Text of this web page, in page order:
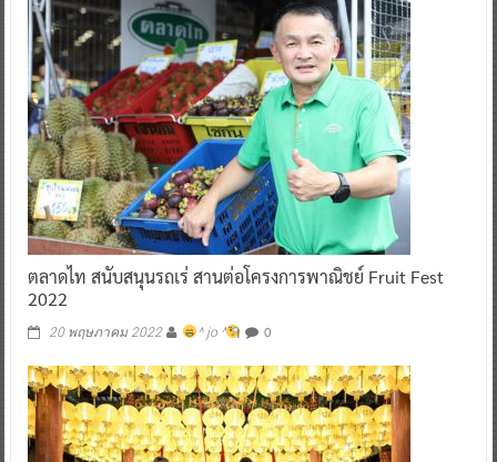
ตลาดไท สนับสนุนรถเร่ สานต่อโครงการพาณิชย์ Fruit Fest
2022
20 พฤษภาคม 2022 ^ jo ^ 0